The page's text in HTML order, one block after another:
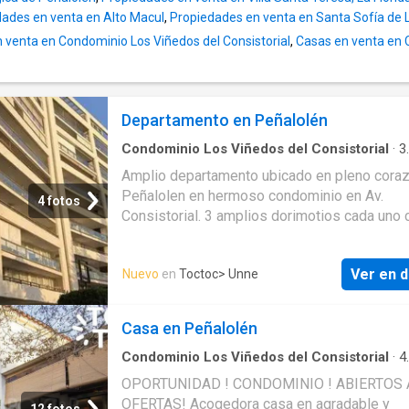
accesos controlados las 24 horas del día de
domingo. Con una única entrada y salida por
en venta en Alto Macul , Propiedades en venta en Santa Sofía de
en Condominio Los Viñedos del Consistorial , Casas en venta en
4 fotos
Departamento en Peñalolén
Condominio Los Viñedos del Consistorial · 3
·Terraza·Cocina integral·Gimnasio·Piscina·
Amplio departamento ubicado en pleno
Peñalolen en hermoso condominio en Av.
Consistorial. 3 amplios dorimotios cada uno
cocina americana espacio para lavadora y
lavavajillas hall de acceso con closet. Amplia
con asador integrado. Hermosa vista a la
gimnasio y juego para niños. Acceso
24 horas con barreras de acceso y
independiente en cada una de las 2 torres.
Estacionamientos para visitas. El sector
Nuevo en Toctoc> Unne Ver en
Casa en Peñalolén
Condominio Los Viñedos del Consistorial · 4
Estacionamiento · Terraza·Área para niños ·
OPORTUNIDAD ! CONDOMINIO ! ABIERTOS
OFERTAS! Acogedora casa en agradable y